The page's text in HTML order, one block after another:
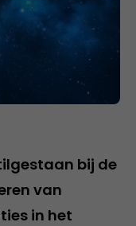
bij de
van
in het